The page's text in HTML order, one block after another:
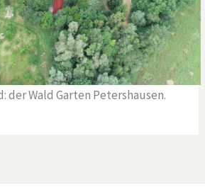
der Wald Garten Petershausen.